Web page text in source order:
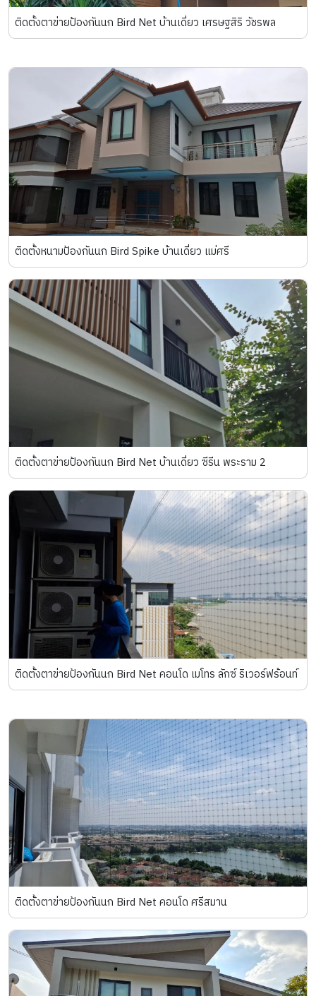
ติดตั้งตาข่ายป้องกันนก Bird Net บ้านเดี่ยว เศรษฐสิริ วัชรพล
ติดตั้งหนามป้องกันนก Bird Spike บ้านเดี่ยว แม่ศรี
ติดตั้งตาข่ายป้องกันนก Bird Net บ้านเดี่ยว ซีรีน พระราม 2
ติดตั้งตาข่ายป้องกันนก Bird Net คอนโด เมโทร ลักซ์ ริเวอร์ฟร้อนท์
ติดตั้งตาข่ายป้องกันนก Bird Net คอนโด ศรีสมาน